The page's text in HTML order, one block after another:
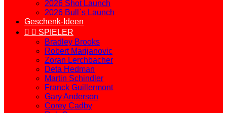
2026 Shot Launch
2026 Bull`s Launch
Geschenk-Ideen
  SPIELER
Bradley Brooks
Robert Marijanovic
Zoran Lerchbacher
Deta Hedman
Martin Schindler
Franck Guillermont
Gary Anderson
Corey Cadby